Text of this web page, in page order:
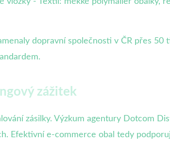
dopravní společnosti v ČR přes 50
zážitek
zásilky. Výzkum agentury Dotcom
Efektivní e-commerce obal tedy